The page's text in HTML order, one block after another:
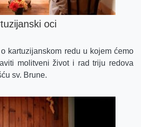
oci
kartuzijanskom redu u kojem ćemo
molitveni život i rad triju redova
sv. Brune.